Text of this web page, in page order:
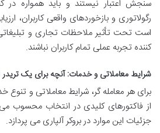
سنجش اعتبار نیستند و باید همواره در
رگولاتوری و بازخوردهای واقعی کاربران،
است تحت تأثیر ملاحظات تجاری و
کننده تجربه عملی تمام کاربران نباشند.
شرایط معاملاتی و خدمات: آنچه برای یک
برای هر معامله گر، شرایط معاملاتی و تنوع
از فاکتورهای کلیدی در انتخاب محسوب
جزئیات این موارد در بروکر آلپاری می پردازد.